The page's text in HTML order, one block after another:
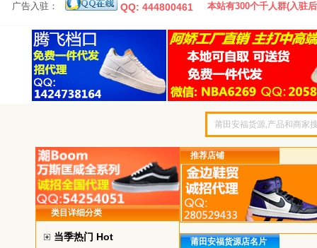
广告入驻： QQ: 444800461 本站有300个千人群(入驻
类目详细分类
当季热门 Hot
推荐店铺
莆田安福货源店名片